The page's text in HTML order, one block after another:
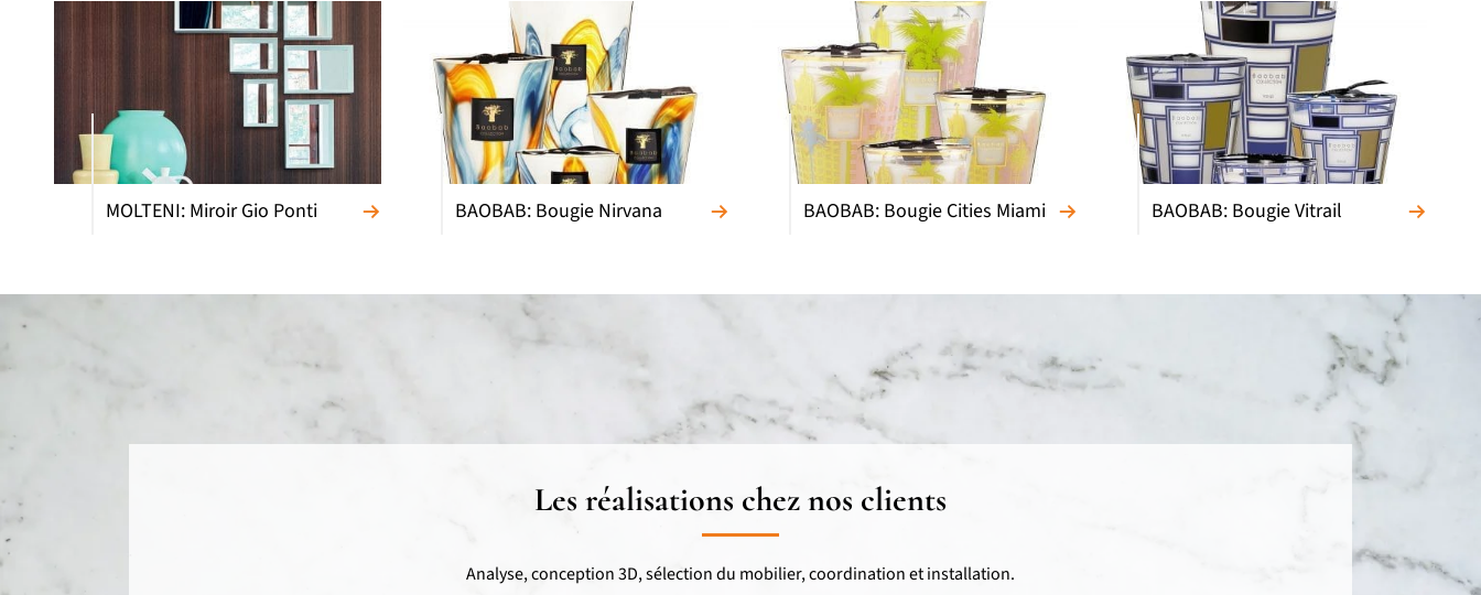
MOLTENI: Miroir Gio Ponti BAOBAB: Bougie Nirvana BAOBAB: Bougie Cities Miami BAOBAB: Bougie Vitrail
Les réalisations chez nos clients
Analyse, conception 3D, sélection du mobilier, coordination et installation.